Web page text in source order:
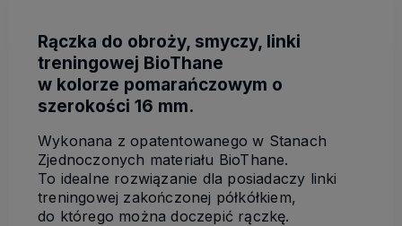
Rączka do obroży, smyczy, linki
treningowej BioThane
w kolorze pomarańczowym o
szerokości 16 mm.
Wykonana z opatentowanego w Stanach
Zjednoczonych materiału BioThane.
To idealne rozwiązanie dla posiadaczy linki
treningowej zakończonej półkółkiem,
do którego można doczepić rączkę.